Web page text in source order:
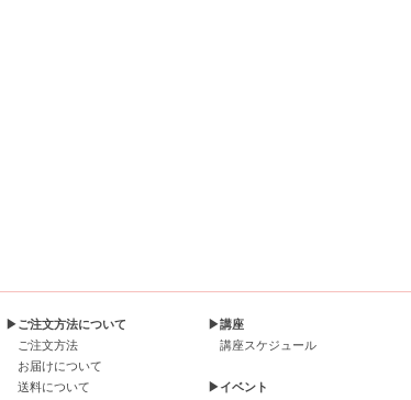
▶ご注文方法について
ご注文方法
お届けについて
送料について
▶講座
講座スケジュール
▶イベント